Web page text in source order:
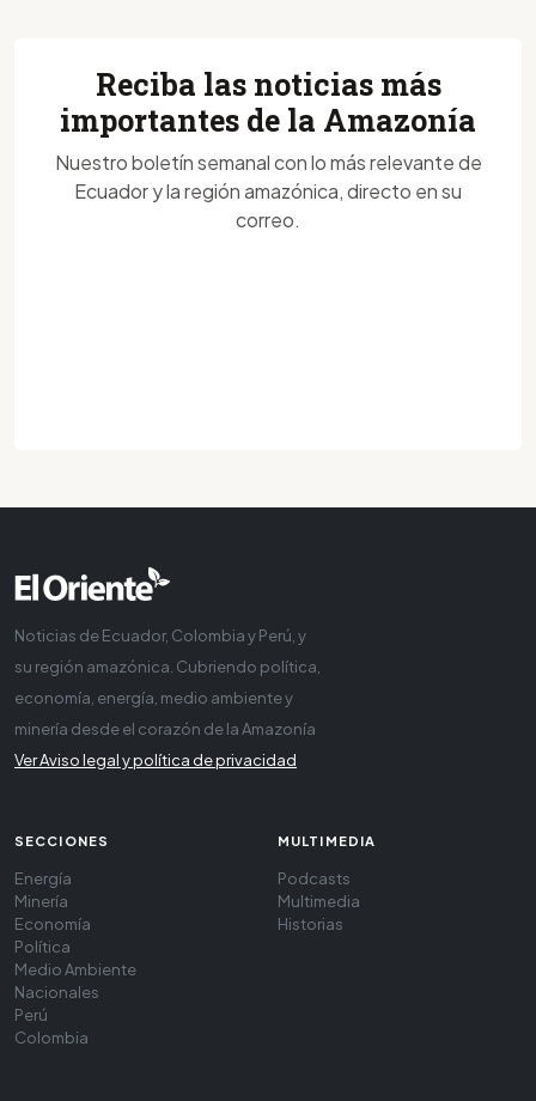
Reciba las noticias más
importantes de la Amazonía
Nuestro boletín semanal con lo más relevante de
Ecuador y la región amazónica, directo en su
correo.
Noticias de Ecuador, Colombia y Perú, y
su región amazónica. Cubriendo política,
economía, energía, medio ambiente y
minería desde el corazón de la Amazonía
Ver Aviso legal y política de privacidad
SECCIONES
Energía
Minería
Economía
Política
Medio Ambiente
Nacionales
Perú
Colombia
MULTIMEDIA
Podcasts
Multimedia
Historias